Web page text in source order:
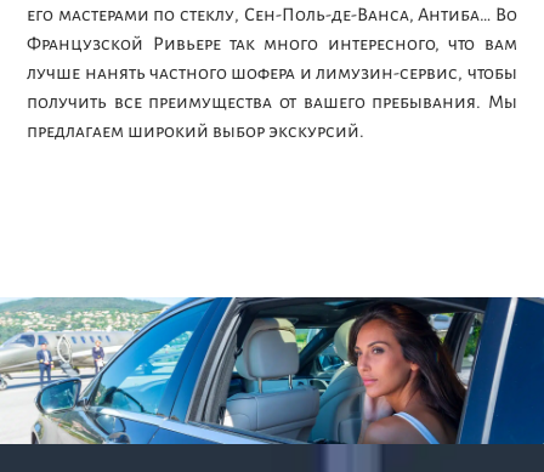
его мастерами по стеклу, Сен-Поль-де-Ванса, Антиба… Во
Французской Ривьере так много интересного, что вам
лучше нанять частного шофера и лимузин-сервис, чтобы
получить все преимущества от вашего пребывания. Мы
предлагаем широкий выбор экскурсий.